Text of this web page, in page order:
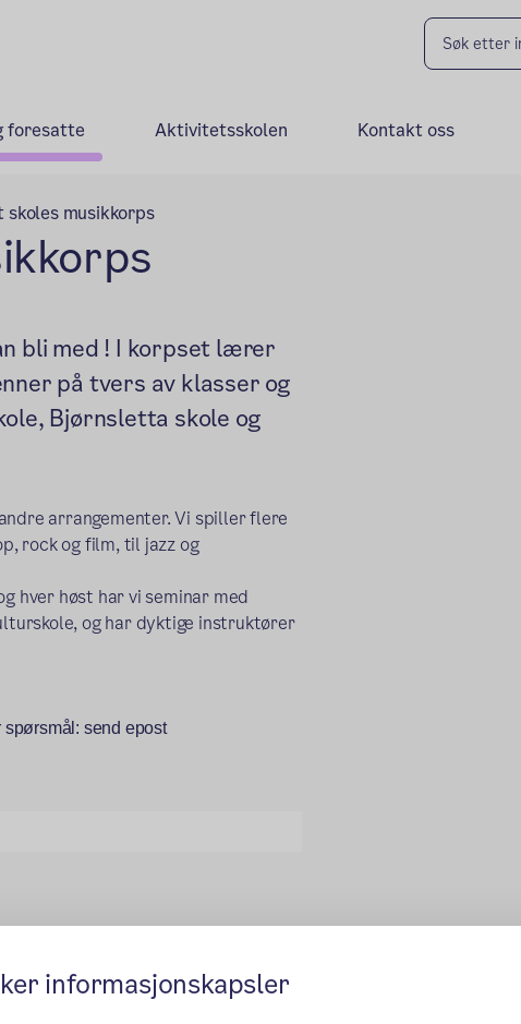
informasjonskapsler
foresatte Aktivitetsskolen Kontakt oss
skoles musikkorps
bli med ! I korpset lærer
på tvers av klasser og
Bjørnsletta skole og
arrangementer. Vi spiller flere
rock og film, til jazz og
hver høst har vi seminar med
og har dyktige instruktører
spørsmål: send epost